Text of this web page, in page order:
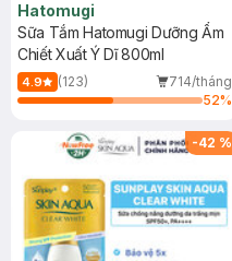
Hatomugi
Sữa Tắm Hatomugi Dưỡng Ẩm
Chiết Xuất Ý Dĩ 800ml
4.9 (123)
714/tháng
52%
-42 %